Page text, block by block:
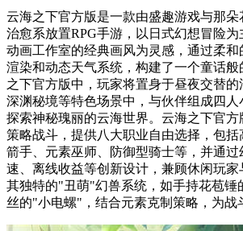
云海之下官方版是一款由盛趣游戏与那
治愈系放置RPG手游，以日式幻想冒险
动画工作室的经典画风为灵感，通过柔
渲染和动态天气系统，构建了一个童话
之下官方版中，玩家将置身于昼夜交替
深渊秘境等特色场景中，与伙伴组成四人
探索神秘瑰丽的云海世界。云海之下官
策略战斗，提供八大职业自由选择，包括
箭手、元素巫师、防御型骑士等，并通
速、离线收益等创新设计，兼顾休闲玩家
其独特的"丑萌"幻兽系统，如手持花苞锤
丝的"小电螺"，结合元素克制策略，为战